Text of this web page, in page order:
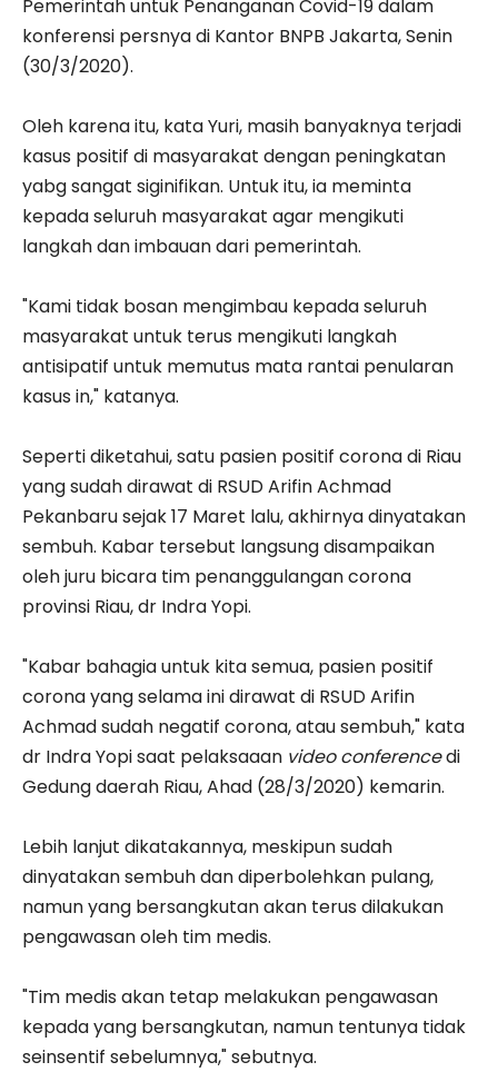
Pemerintah untuk Penanganan Covid-19 dalam
konferensi persnya di Kantor BNPB Jakarta, Senin
(30/3/2020).
Oleh karena itu, kata Yuri, masih banyaknya terjadi
kasus positif di masyarakat dengan peningkatan
yabg sangat siginifikan. Untuk itu, ia meminta
kepada seluruh masyarakat agar mengikuti
langkah dan imbauan dari pemerintah.
"Kami tidak bosan mengimbau kepada seluruh
masyarakat untuk terus mengikuti langkah
antisipatif untuk memutus mata rantai penularan
kasus in," katanya.
Seperti diketahui, satu pasien positif corona di Riau
yang sudah dirawat di RSUD Arifin Achmad
Pekanbaru sejak 17 Maret lalu, akhirnya dinyatakan
sembuh. Kabar tersebut langsung disampaikan
oleh juru bicara tim penanggulangan corona
provinsi Riau, dr Indra Yopi.
"Kabar bahagia untuk kita semua, pasien positif
corona yang selama ini dirawat di RSUD Arifin
Achmad sudah negatif corona, atau sembuh," kata
dr Indra Yopi saat pelaksaaan video conferencedi
Gedung daerah Riau, Ahad (28/3/2020) kemarin.
Lebih lanjut dikatakannya, meskipun sudah
dinyatakan sembuh dan diperbolehkan pulang,
namun yang bersangkutan akan terus dilakukan
pengawasan oleh tim medis.
"Tim medis akan tetap melakukan pengawasan
kepada yang bersangkutan, namun tentunya tidak
seinsentif sebelumnya," sebutnya.